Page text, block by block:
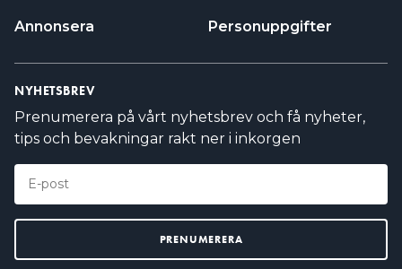
Annonsera Personuppgifter
NYHETSBREV
Prenumerera på vårt nyhetsbrev och få nyheter,
tips och bevakningar rakt ner i inkorgen